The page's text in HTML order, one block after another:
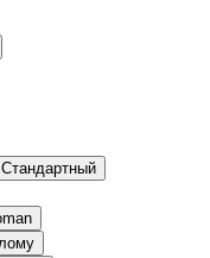
Стандартный